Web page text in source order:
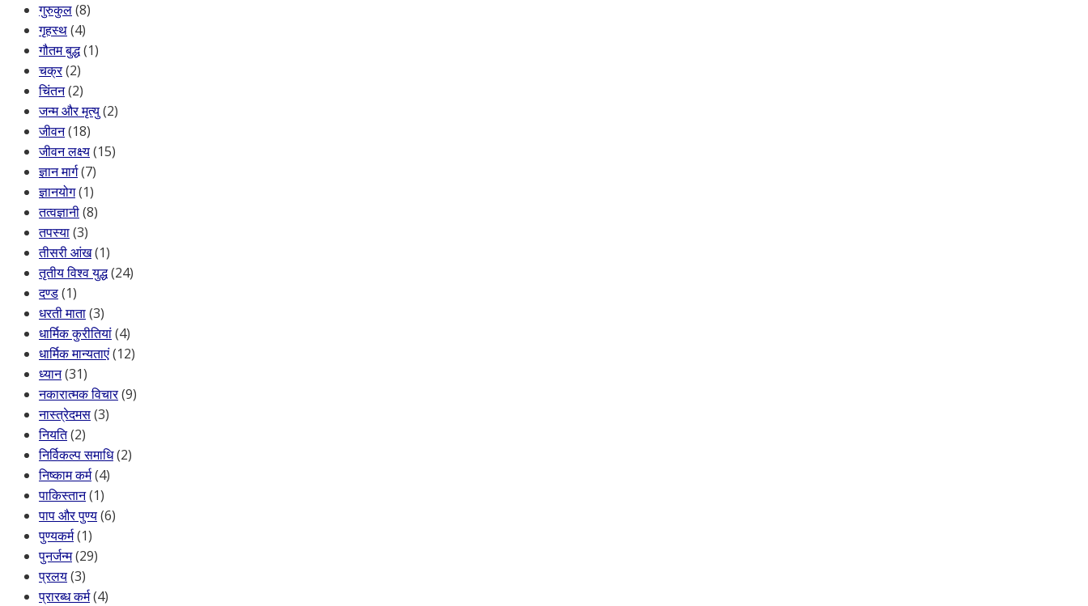
गुरुकुल(8)
गृहस्थ(4)
गौतम बुद्ध(1)
चक्र(2)
चिंतन(2)
जन्म और मृत्यु(2)
जीवन(18)
जीवन लक्ष्य(15)
ज्ञान मार्ग(7)
ज्ञानयोग(1)
तत्वज्ञानी(8)
तपस्या(3)
तीसरी आंख(1)
तृतीय विश्व युद्ध(24)
दण्ड(1)
धरती माता(3)
धार्मिक कुरीतियां(4)
धार्मिक मान्यताएं(12)
ध्यान(31)
नकारात्मक विचार(9)
नास्त्रेदमस(3)
नियति(2)
निर्विकल्प समाधि(2)
निष्काम कर्म(4)
पाकिस्तान(1)
पाप और पुण्य(6)
पुण्यकर्म(1)
पुनर्जन्म(29)
प्रलय(3)
प्रारब्ध कर्म(4)